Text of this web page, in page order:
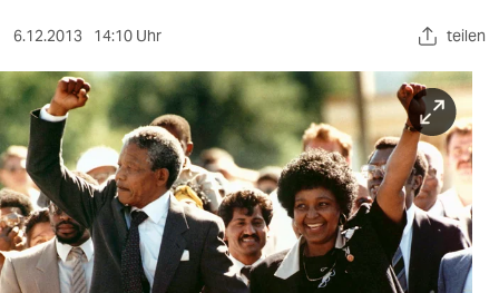
kultur
sport
berlin
nord
wahrheit
verlag
6.12.2013 14:10 Uhr teilen